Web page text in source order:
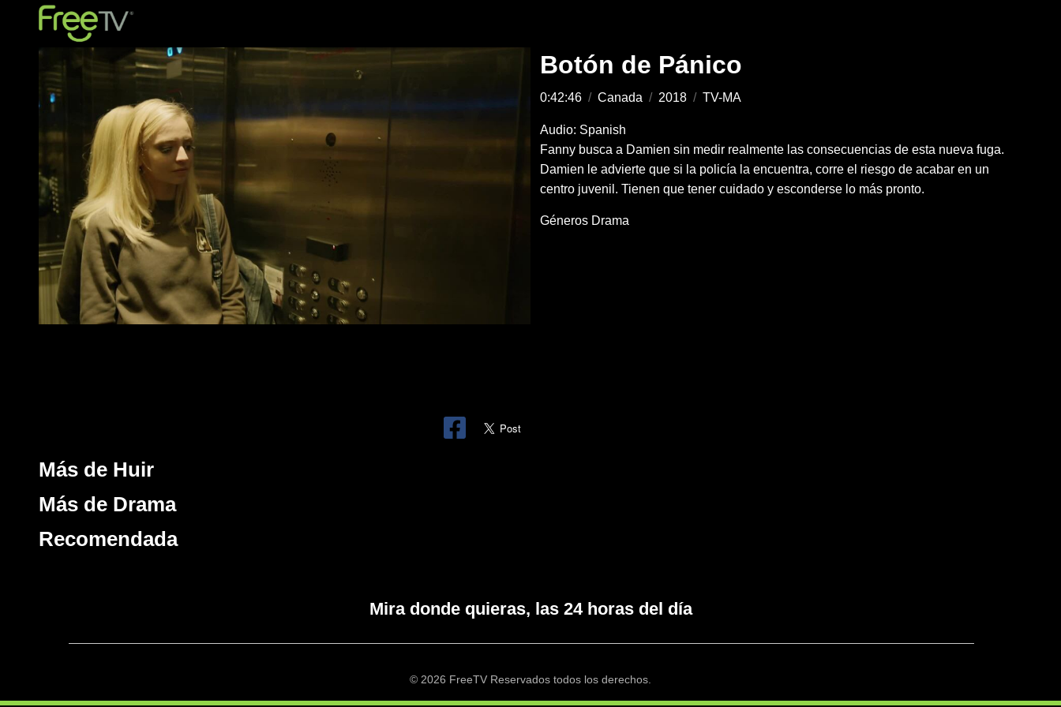
Botón de Pánico
0:42:46 / Canada / 2018 / TV-MA
Audio: Spanish
Fanny busca a Damien sin medir realmente las consecuencias de esta nueva fuga.
Damien le advierte que si la policía la encuentra, corre el riesgo de acabar en un
centro juvenil. Tienen que tener cuidado y esconderse lo más pronto.
Géneros Drama
Más de Huir
Más de Drama
Recomendada
Mira donde quieras, las 24 horas del día
© 2026 FreeTV Reservados todos los derechos.